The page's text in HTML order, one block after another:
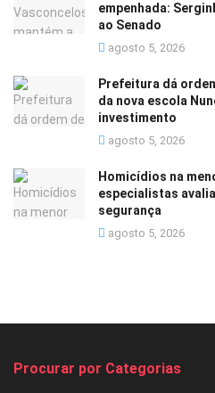
empenhada:
ao Senado
agosto 5, 2026
Prefeitura dá
da nova escola
investimento
agosto 5, 2026
Homicídios na
especialistas
segurança
agosto 5, 2026
Procurar por Categorias